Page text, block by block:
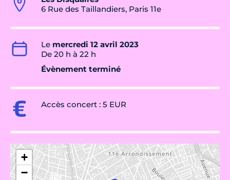
6 Rue des Taillandiers, Paris 11e
Le mercredi 12 avril 2023
De 20 h à 22 h
Évènement terminé
Accès concert : 5 EUR
+
−